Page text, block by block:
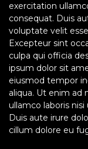
exercitation
consequat. Duis
voluptate velit
Excepteur sint
culpa qui officia
ipsum dolor sit
eiusmod tempor
aliqua. Ut enim ad
ullamco laboris
Duis aute irure
cillum dolore eu